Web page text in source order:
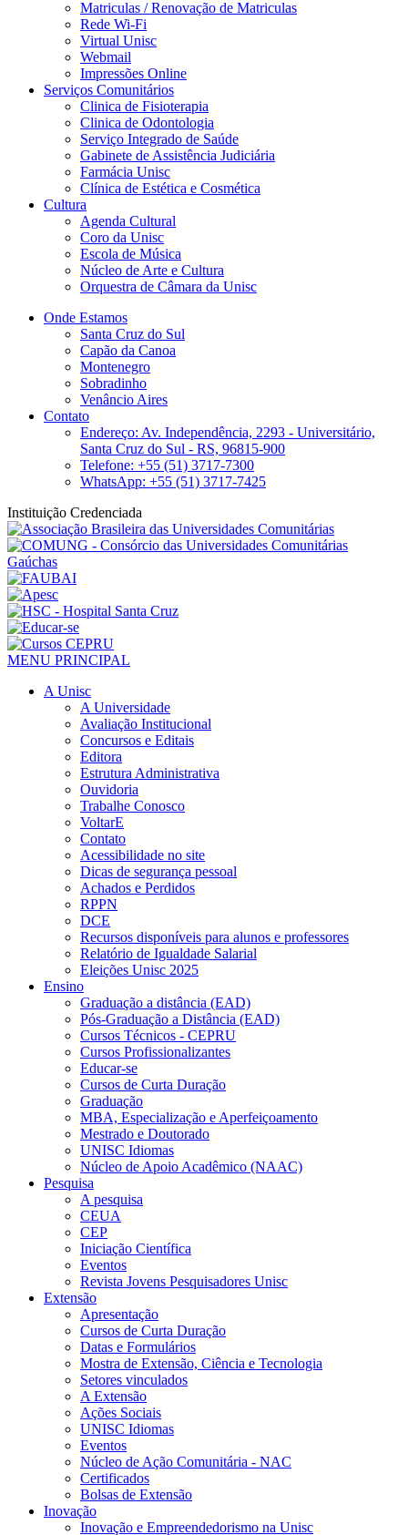
Matriculas / Renovação de Matriculas
Rede Wi-Fi
Virtual Unisc
Webmail
Impressões Online
Serviços Comunitários
Clinica de Fisioterapia
Clinica de Odontologia
Serviço Integrado de Saúde
Gabinete de Assistência Judiciária
Farmácia Unisc
Clínica de Estética e Cosmética
Cultura
Agenda Cultural
Coro da Unisc
Escola de Música
Núcleo de Arte e Cultura
Orquestra de Câmara da Unisc
Onde Estamos
Santa Cruz do Sul
Capão da Canoa
Montenegro
Sobradinho
Venâncio Aires
Contato
Endereço: Av. Independência, 2293 - Universitário,
Santa Cruz do Sul - RS, 96815-900
Telefone: +55 (51) 3717-7300
WhatsApp: +55 (51) 3717-7425
Instituição Credenciada
MENU PRINCIPAL
A Unisc
A Universidade
Avaliação Institucional
Concursos e Editais
Editora
Estrutura Administrativa
Ouvidoria
Trabalhe Conosco
VoltarE
Contato
Acessibilidade no site
Dicas de segurança pessoal
Achados e Perdidos
RPPN
DCE
Recursos disponíveis para alunos e professores
Relatório de Igualdade Salarial
Eleições Unisc 2025
Ensino
Graduação a distância (EAD)
Pós-Graduação a Distância (EAD)
Cursos Técnicos - CEPRU
Cursos Profissionalizantes
Educar-se
Cursos de Curta Duração
Graduação
MBA, Especialização e Aperfeiçoamento
Mestrado e Doutorado
UNISC Idiomas
Núcleo de Apoio Acadêmico (NAAC)
Pesquisa
A pesquisa
CEUA
CEP
Iniciação Científica
Eventos
Revista Jovens Pesquisadores Unisc
Extensão
Apresentação
Cursos de Curta Duração
Datas e Formulários
Mostra de Extensão, Ciência e Tecnologia
Setores vinculados
A Extensão
Ações Sociais
UNISC Idiomas
Eventos
Núcleo de Ação Comunitária - NAC
Certificados
Bolsas de Extensão
Inovação
Inovação e Empreendedorismo na Unisc